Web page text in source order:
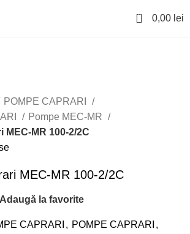
0 0,00 lei
POMPE CAPRARI
Pompe MEC-MR
MEC-MR 100-2/2C
MEC-MR 100-2/2C
Adaugă la favorite
CAPRARI , POMPE CAPRARI ,